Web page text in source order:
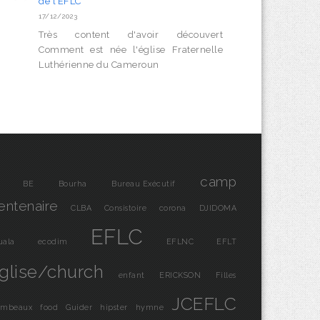
17/12/2023
Très content d'avoir découvert
Comment est née l'église Fraternelle
Luthérienne du Cameroun
BE Bourha Bureau Exécutif
camp
CLBA Consistoire corona DJIDOMA
ecodim EFLC EFLNC EFLT
church enfant ERICKSON Filles
food Guider hipster hymne JCEFLC